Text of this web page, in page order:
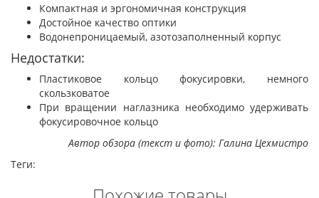
Компактная и эргономичная конструкция
Достойное качество оптики
Водонепроницаемый, азотозаполненный корпус
Недостатки:
Пластиковое кольцо фокусировки, немного
скользковатое
При вращении наглазника необходимо удерживать
фокусировочное кольцо
Автор обзора (текст и фото): Галина Цехмистро
Теги: